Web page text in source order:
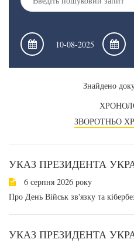
Знайдено
ЗВОРОТНЬО
УКАЗ ПРЕЗИДЕНТА
6 серпня 2026 року
Про День Військ зв'язку та
УКАЗ ПРЕЗИДЕНТА